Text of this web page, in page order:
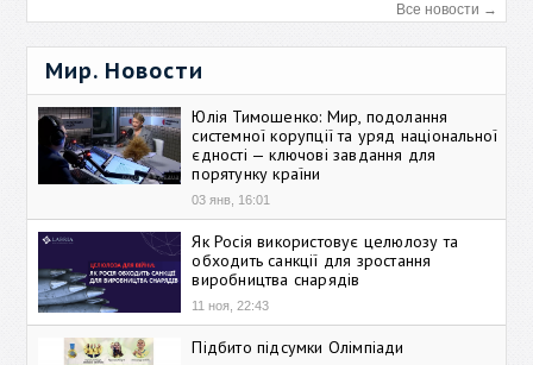
Все новости →
Мир. Новости
Юлія Тимошенко: Мир, подолання
системної корупції та уряд національної
єдності — ключові завдання для
порятунку країни
03 янв, 16:01
Як Росія використовує целюлозу та
обходить санкції для зростання
виробництва снарядів
11 ноя, 22:43
Підбито підсумки Олімпіади